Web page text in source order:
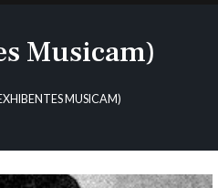
Musicam)
MUSICAM)